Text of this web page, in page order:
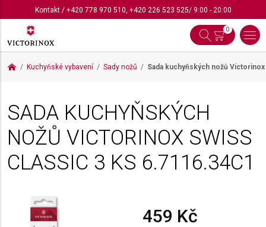
Kontakt/ +420 778 970 510, +420 226 523 525/ 9:00 - 20:00
0
Kuchyňské vybavení Sady nožů Sada kuchyňských nožů
SADA KUCHYŇSKÝCH
NOŽŮ VICTORINOX SWISS
CLASSIC 3 KS 6.7116.34C1
459 Kč